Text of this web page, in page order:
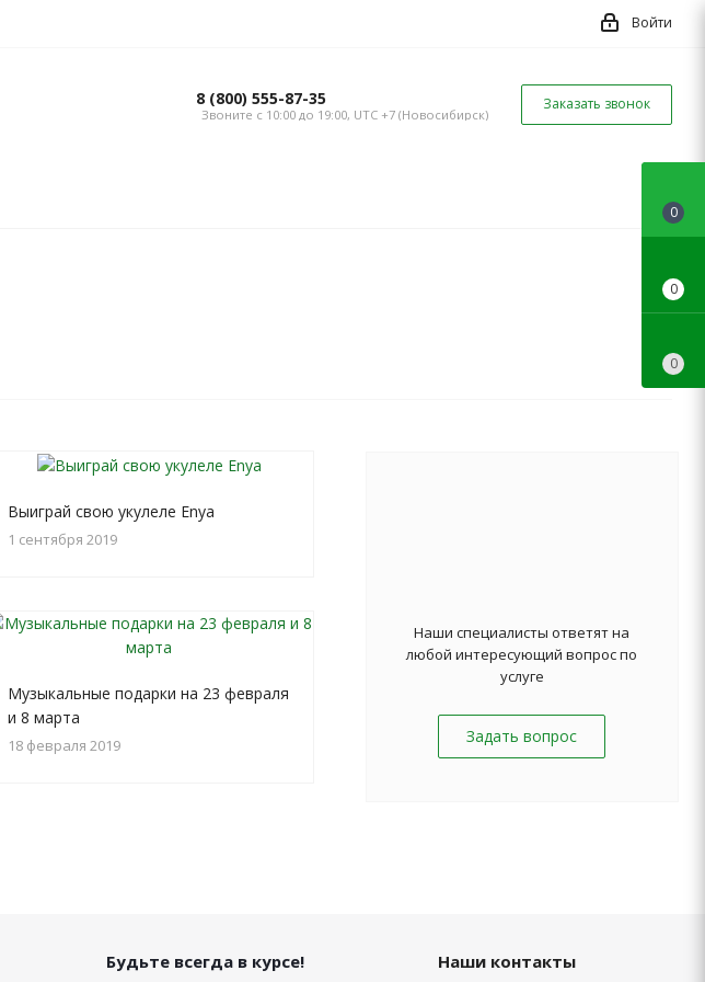
Войти
8 (800) 555-87-35
Звоните с 10:00 до 19:00, UTC +7 (Новосибирск)
Заказать звонок
Выиграй свою укулеле Enya
1 сентября 2019
Музыкальные подарки на 23 февраля
и 8 марта
18 февраля 2019
Наши специалисты ответят на
любой интересующий вопрос по
услуге
Задать вопрос
Будьте всегда в курсе! Наши контакты
0
0
0